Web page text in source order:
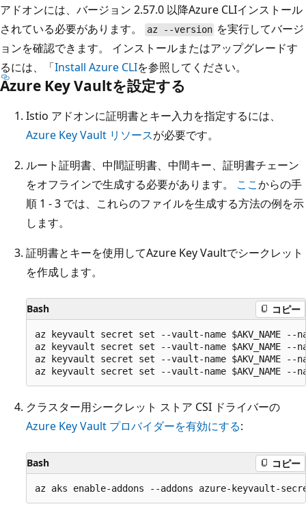
アドオンには、バージョン 2.57.0 以降Azure CLIインストール
されている必要があります。
az --version を実行してバージ
ョンを確認できます。 インストールまたはアップグレードす
るには、「Install Azure CLIを参照してください。
Azure Key Vaultを設定する
Istio アドオンに証明書とキー入力を指定するには、
Azure Key Vault リソースが必要です。
ルート証明書、中間証明書、中間キー、証明書チェーン
をオフラインで生成する必要があります。 ここからの手
順 1 - 3 では、これらのファイルを生成する方法の例を示
します。
証明書とキーを使用してAzure Key Vaultでシークレット
を作成します。
Bash コピー
az keyvault secret set --vault-name
az keyvault secret set --vault-name $AKV_NAME
az keyvault secret set --vault-name $AKV_NAME
クラスター用シークレット ストア CSI ドライバーの
Azure Key Vault プロバイダーを有効にする:
Bash コピー